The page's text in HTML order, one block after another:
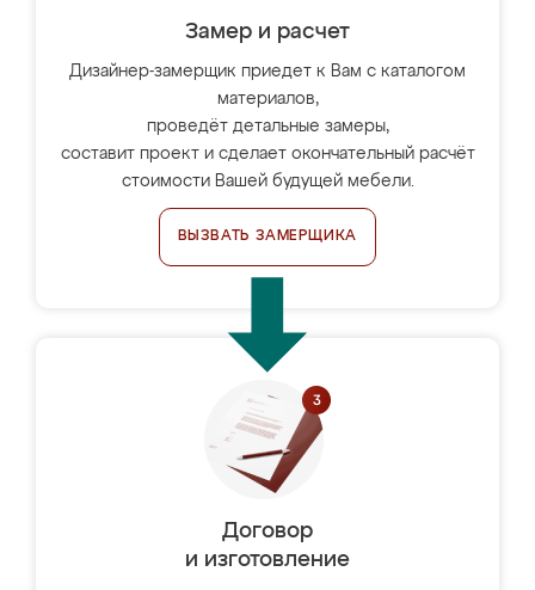
Замер и расчет
Дизайнер-замерщик приедет к Вам с каталогом
материалов,
проведёт детальные замеры,
составит проект и сделает окончательный расчёт
стоимости Вашей будущей мебели.
ВЫЗВАТЬ ЗАМЕРЩИКА
Договор
и изготовление